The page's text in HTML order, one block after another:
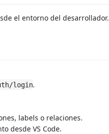
el entorno del desarrollador.
login.
labels o relaciones.
desde VS Code.